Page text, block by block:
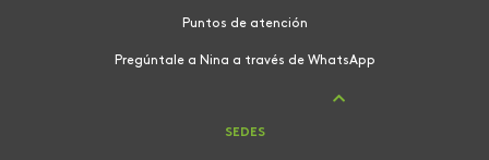
Puntos de atención
Pregúntale a Nina a través de WhatsApp
SEDES